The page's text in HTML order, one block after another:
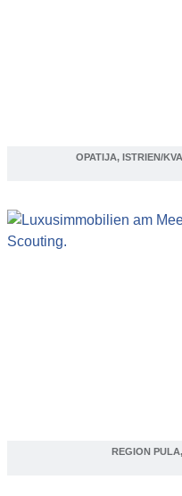
OPATIJA, ISTRIEN/
REGION